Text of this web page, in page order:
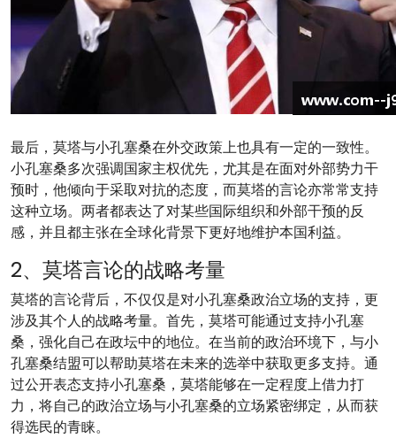
最后，莫塔与小孔塞桑在外交政策上也具有一定的一致性。
小孔塞桑多次强调国家主权优先，尤其是在面对外部势力干
预时，他倾向于采取对抗的态度，而莫塔的言论亦常常支持
这种立场。两者都表达了对某些国际组织和外部干预的反
感，并且都主张在全球化背景下更好地维护本国利益。
2、莫塔言论的战略考量
莫塔的言论背后，不仅仅是对小孔塞桑政治立场的支持，更
涉及其个人的战略考量。首先，莫塔可能通过支持小孔塞
桑，强化自己在政坛中的地位。在当前的政治环境下，与小
孔塞桑结盟可以帮助莫塔在未来的选举中获取更多支持。通
过公开表态支持小孔塞桑，莫塔能够在一定程度上借力打
力，将自己的政治立场与小孔塞桑的立场紧密绑定，从而获
得选民的青睐。